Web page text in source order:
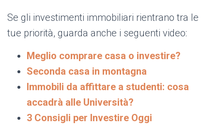
Se gli investimenti immobiliari rientrano tra le
tue priorità, guarda anche i seguenti video:
Meglio comprare casa o investire?
Seconda casa in montagna
Immobili da affittare a studenti: cosa
accadrà alle Università?
3 Consigli per Investire Oggi